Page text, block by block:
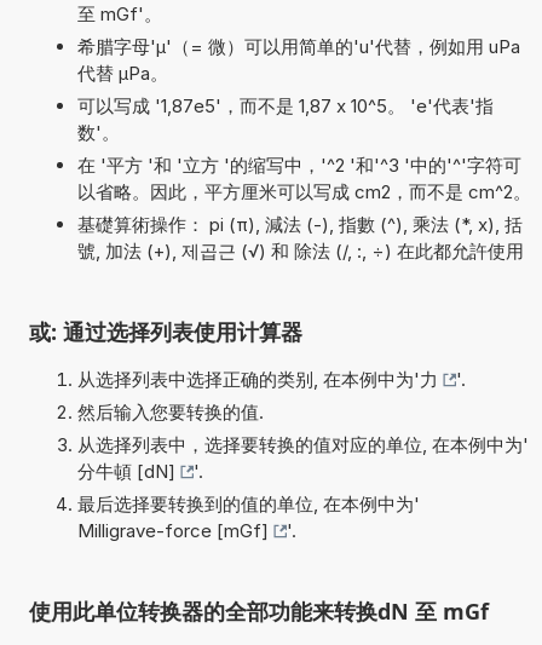
至 mGf'。
希腊字母'µ'（= 微）可以用简单的'u'代替，例如用 uPa
代替 µPa。
可以写成 '1,87e5'，而不是 1,87 x 10^5。 'e'代表'指
数'。
在 '平方 '和 '立方 '的缩写中，'^2 '和'^3 '中的'^'字符可
以省略。因此，平方厘米可以写成 cm2，而不是 cm^2。
基礎算術操作： pi (π), 減法 (-), 指數 (^), 乘法 (*, x), 括
號, 加法 (+), 제곱근 (√) 和 除法 (/, :, ÷) 在此都允許使用
或: 通过选择列表使用计算器
从选择列表中选择正确的类别, 在本例中为'力
'.
然后输入您要转换的值.
从选择列表中，选择要转换的值对应的单位, 在本例中为'
分牛頓 [dN]
'.
最后选择要转换到的值的单位, 在本例中为'
Milligrave-force [mGf]
'.
使用此单位转换器的全部功能来转换dN 至 mGf